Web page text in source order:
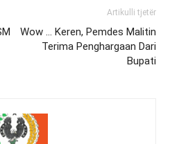
Artikulli tjetër
Wow … Keren, Pemdes Malitin
Terima Penghargaan Dari
Bupati